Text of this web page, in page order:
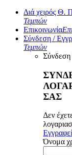
Διά χειρός Θ.
Τεμπών
Επικοινωνία
Σύνδεση /
Τεμπών
Σύνδεση
ΣΑΣ
Δεν
Όνομα